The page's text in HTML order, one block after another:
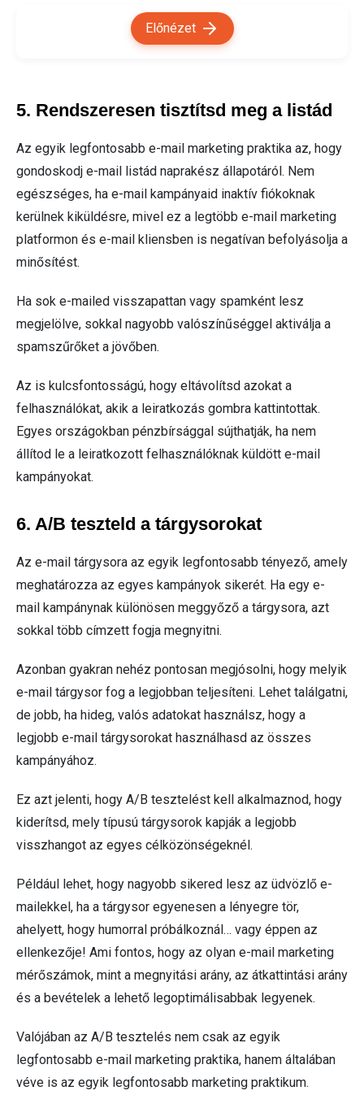
Előnézet
5. Rendszeresen tisztítsd meg a listád
Az egyik legfontosabb e-mail marketing praktika az, hogy
gondoskodj e-mail listád naprakész állapotáról. Nem
egészséges, ha e-mail kampányaid inaktív fiókoknak
kerülnek kiküldésre, mivel ez a legtöbb e-mail marketing
platformon és e-mail kliensben is negatívan befolyásolja a
minősítést.
Ha sok e-mailed visszapattan vagy spamként lesz
megjelölve, sokkal nagyobb valószínűséggel aktiválja a
spamszűrőket a jövőben.
Az is kulcsfontosságú, hogy eltávolítsd azokat a
felhasználókat, akik a leiratkozás gombra kattintottak.
Egyes országokban pénzbírsággal sújthatják, ha nem
állítod le a leiratkozott felhasználóknak küldött e-mail
kampányokat.
6. A/B teszteld a tárgysorokat
Az e-mail tárgysora az egyik legfontosabb tényező, amely
meghatározza az egyes kampányok sikerét. Ha egy e-
mail kampánynak különösen meggyőző a tárgysora, azt
sokkal több címzett fogja megnyitni.
Azonban gyakran nehéz pontosan megjósolni, hogy melyik
e-mail tárgysor fog a legjobban teljesíteni. Lehet találgatni,
de jobb, ha hideg, valós adatokat használsz, hogy a
legjobb e-mail tárgysorokat használhasd az összes
kampányához.
Ez azt jelenti, hogy A/B tesztelést kell alkalmaznod, hogy
kiderítsd, mely típusú tárgysorok kapják a legjobb
visszhangot az egyes célközönségeknél.
Például lehet, hogy nagyobb sikered lesz az üdvözlő e-
mailekkel, ha a tárgysor egyenesen a lényegre tör,
ahelyett, hogy humorral próbálkoznál… vagy éppen az
ellenkezője! Ami fontos, hogy az olyan e-mail marketing
mérőszámok, mint a megnyitási arány, az átkattintási arány
és a bevételek a lehető legoptimálisabbak legyenek.
Valójában az A/B tesztelés nem csak az egyik
legfontosabb e-mail marketing praktika, hanem általában
véve is az egyik legfontosabb marketing praktikum.